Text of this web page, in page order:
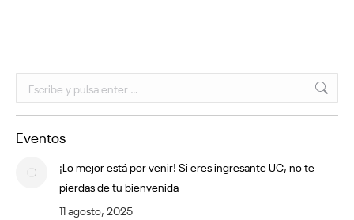
Buscar:
Eventos
¡Lo mejor está por venir! Si eres ingresante UC, no te
pierdas de tu bienvenida
11 agosto, 2025